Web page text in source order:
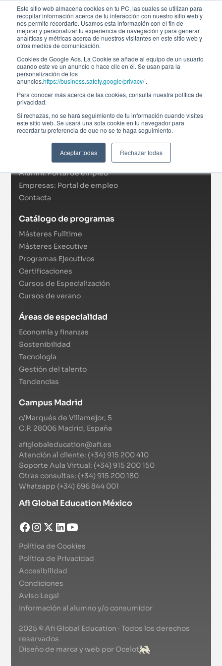
Este sitio web almacena cookies en tu PC, las cuales se utilizan para
recopilar información acerca de tu interacción con nuestro sitio web y
nos permite recordarte. Usamos esta información con el fin de
mejorar y personalizar tu experiencia de navegación y para generar
analíticas y métricas acerca de nuestros visitantes en este sitio web y
otros medios de comunicación.
Cookies de Google Ads. La Cookie se añade al equipo de un usuario
cuando este ve un anuncio o hace clic en él. Se usan para la
personalización de los
anuncios.https://business.safety.google/privacy/.
Para conocer más acerca de las cookies, consulta nuestra política de
privacidad.
Si rechazas, no se hará seguimiento de tu información cuando visites
este sitio web. Se usará una sola cookie en tu navegador para
recordar tu preferencia de que no se te haga seguimiento.
Aceptar todas Rechazar todas
Afi Global Education
Sobre nosotros
RSC
Campus virtual
Alumni: Portal de empleo
Empresas: Portal de empleo
Contacta
Catálogo de programas
Másteres Fulltime
Másteres Executive
Programas Ejecutivos
Certificaciones
Cursos de Especialización
Cursos de verano
Áreas de especialidad
Economía y finanzas
Sostenibilidad
Tecnología
Gestión del talento
Tendencias
Campus Madrid
c/Marqués de Villamejor, 5
C.P. 28006 Madrid, España
afiglobaleducation@afi.es
Atención al cliente: (+34) 915 200 410
Soporte Aula Virtual: (+34) 915 200 150
Otras consultas: (+34) 915 200 180
Whatsapp (+34) 696 844 001
Afi Global Education México
Política de Cookies
Política de Privacidad
Accesibilidad
Condiciones
Aviso Legal
Información al alumno y/o consumidor
2025 © Afi Global Education · Todos los derechos
reservados
Diseño de marca y web por Ocelot